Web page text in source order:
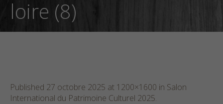
loire (8)
Published 27 octobre 2025 at 1200×1600 in Salon
International du Patrimoine Culturel 2025.